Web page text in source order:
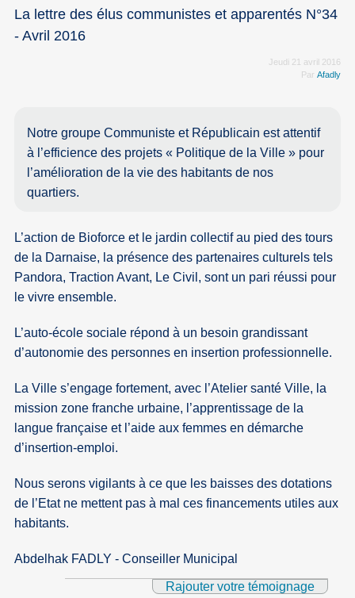
La lettre des élus communistes et apparentés N°34
- Avril 2016
Jeudi 21 avril 2016
Par Afadly
Notre groupe Communiste et Républicain est attentif
à l’efficience des projets « Politique de la Ville » pour
l’amélioration de la vie des habitants de nos
quartiers.
L’action de Bioforce et le jardin collectif au pied des tours
de la Darnaise, la présence des partenaires culturels tels
Pandora, Traction Avant, Le Civil, sont un pari réussi pour
le vivre ensemble.
L’auto-école sociale répond à un besoin grandissant
d’autonomie des personnes en insertion professionnelle.
La Ville s’engage fortement, avec l’Atelier santé Ville, la
mission zone franche urbaine, l’apprentissage de la
langue française et l’aide aux femmes en démarche
d’insertion-emploi.
Nous serons vigilants à ce que les baisses des dotations
de l’Etat ne mettent pas à mal ces financements utiles aux
habitants.
Abdelhak FADLY - Conseiller Municipal
Rajouter votre témoignage